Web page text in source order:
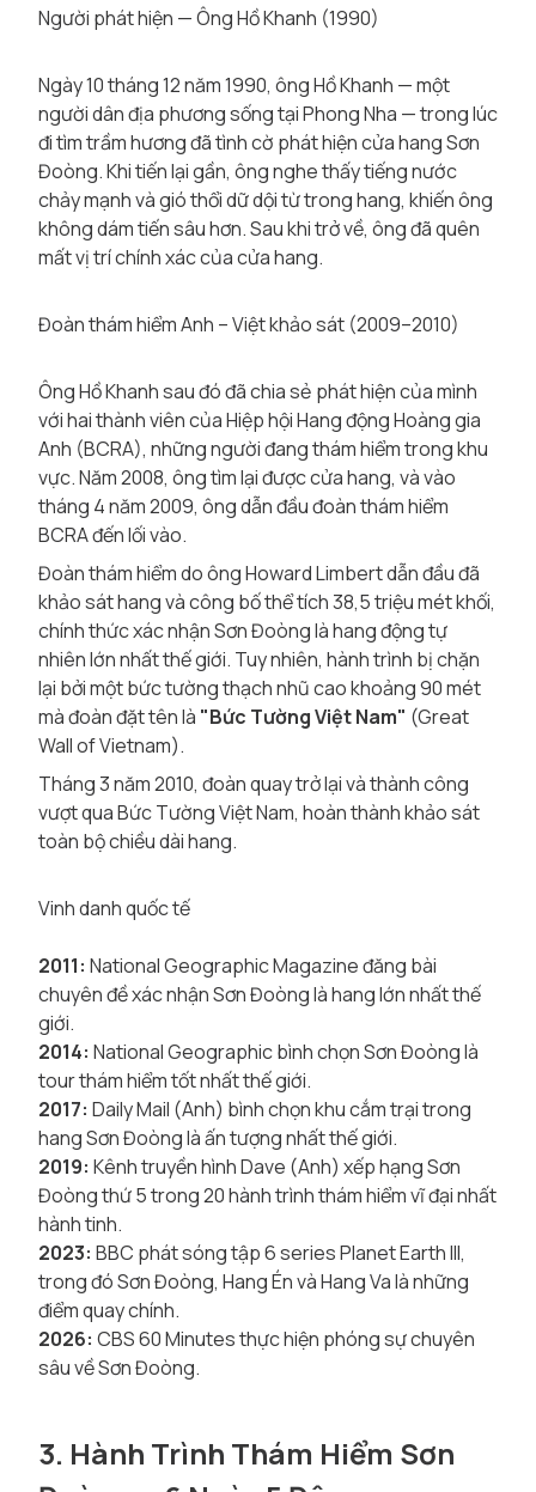
Người phát hiện — Ông Hồ Khanh (1990)
Ngày 10 tháng 12 năm 1990, ông Hồ Khanh — một
người dân địa phương sống tại Phong Nha — trong lúc
đi tìm trầm hương đã tình cờ phát hiện cửa hang Sơn
Đoòng. Khi tiến lại gần, ông nghe thấy tiếng nước
chảy mạnh và gió thổi dữ dội từ trong hang, khiến ông
không dám tiến sâu hơn. Sau khi trở về, ông đã quên
mất vị trí chính xác của cửa hang.
Đoàn thám hiểm Anh – Việt khảo sát (2009–2010)
Ông Hồ Khanh sau đó đã chia sẻ phát hiện của mình
với hai thành viên của Hiệp hội Hang động Hoàng gia
Anh (BCRA), những người đang thám hiểm trong khu
vực. Năm 2008, ông tìm lại được cửa hang, và vào
tháng 4 năm 2009, ông dẫn đầu đoàn thám hiểm
BCRA đến lối vào.
Đoàn thám hiểm do ông Howard Limbert dẫn đầu đã
khảo sát hang và công bố thể tích 38,5 triệu mét khối,
chính thức xác nhận Sơn Đoòng là hang động tự
nhiên lớn nhất thế giới. Tuy nhiên, hành trình bị chặn
lại bởi một bức tường thạch nhũ cao khoảng 90 mét
mà đoàn đặt tên là "Bức Tường Việt Nam" (Great
Wall of Vietnam).
Tháng 3 năm 2010, đoàn quay trở lại và thành công
vượt qua Bức Tường Việt Nam, hoàn thành khảo sát
toàn bộ chiều dài hang.
Vinh danh quốc tế
2011: National Geographic Magazine đăng bài
chuyên đề xác nhận Sơn Đoòng là hang lớn nhất thế
giới.
2014: National Geographic bình chọn Sơn Đoòng là
tour thám hiểm tốt nhất thế giới.
2017: Daily Mail (Anh) bình chọn khu cắm trại trong
hang Sơn Đoòng là ấn tượng nhất thế giới.
2019: Kênh truyền hình Dave (Anh) xếp hạng Sơn
Đoòng thứ 5 trong 20 hành trình thám hiểm vĩ đại nhất
hành tinh.
2023: BBC phát sóng tập 6 series Planet Earth III,
trong đó Sơn Đoòng, Hang Én và Hang Va là những
điểm quay chính.
2026: CBS 60 Minutes thực hiện phóng sự chuyên
sâu về Sơn Đoòng.
3. Hành Trình Thám Hiểm Sơn